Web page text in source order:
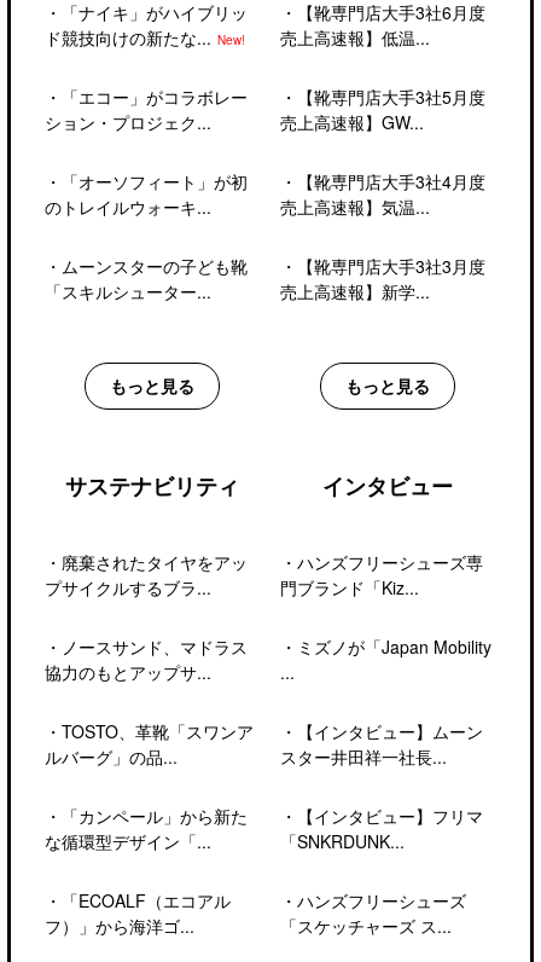
・
「ナイキ」がハイブリッ
ド競技向けの新たな... New!
・
「エコー」がコラボレー
ション・プロジェク...
・
「オーソフィート」が初
のトレイルウォーキ...
・ ムーンスターの子ども靴
「スキルシューター...
もっと見る
・
【靴専門店大手3社6月度
売上高速報】低温...
・
【靴専門店大手3社5月度
売上高速報】GW...
・
【靴専門店大手3社4月度
売上高速報】気温...
・
【靴専門店大手3社3月度
売上高速報】新学...
もっと見る
サステナビリティ
・ 廃棄されたタイヤをアッ
プサイクルするブラ...
・ ノースサンド、マドラス
協力のもとアップサ...
・ TOSTO、革靴「スワンア
ルバーグ」の品...
・
「カンペール」から新た
な循環型デザイン「...
・
「ECOALF（エコアル
フ）」から海洋ゴ...
インタビュー
・ ハンズフリーシューズ専
門ブランド「Kiz...
・ ミズノが「Japan Mobility
...
・
【インタビュー】ムーン
スター井田祥一社長...
・
【インタビュー】フリマ
「SNKRDUNK...
・ ハンズフリーシューズ
「スケッチャーズ ス...